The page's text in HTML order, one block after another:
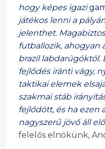
hogy képes igazi
játékos lenni a
jelenthet.
futballozik, ahogyan
brazil labdarúgóktól.
fejlődés iránti vágy,
taktikai elemek
szakmai stáb
fejlődött, és ha ezen
nagyszerű jövő áll
felelős elnökünk,